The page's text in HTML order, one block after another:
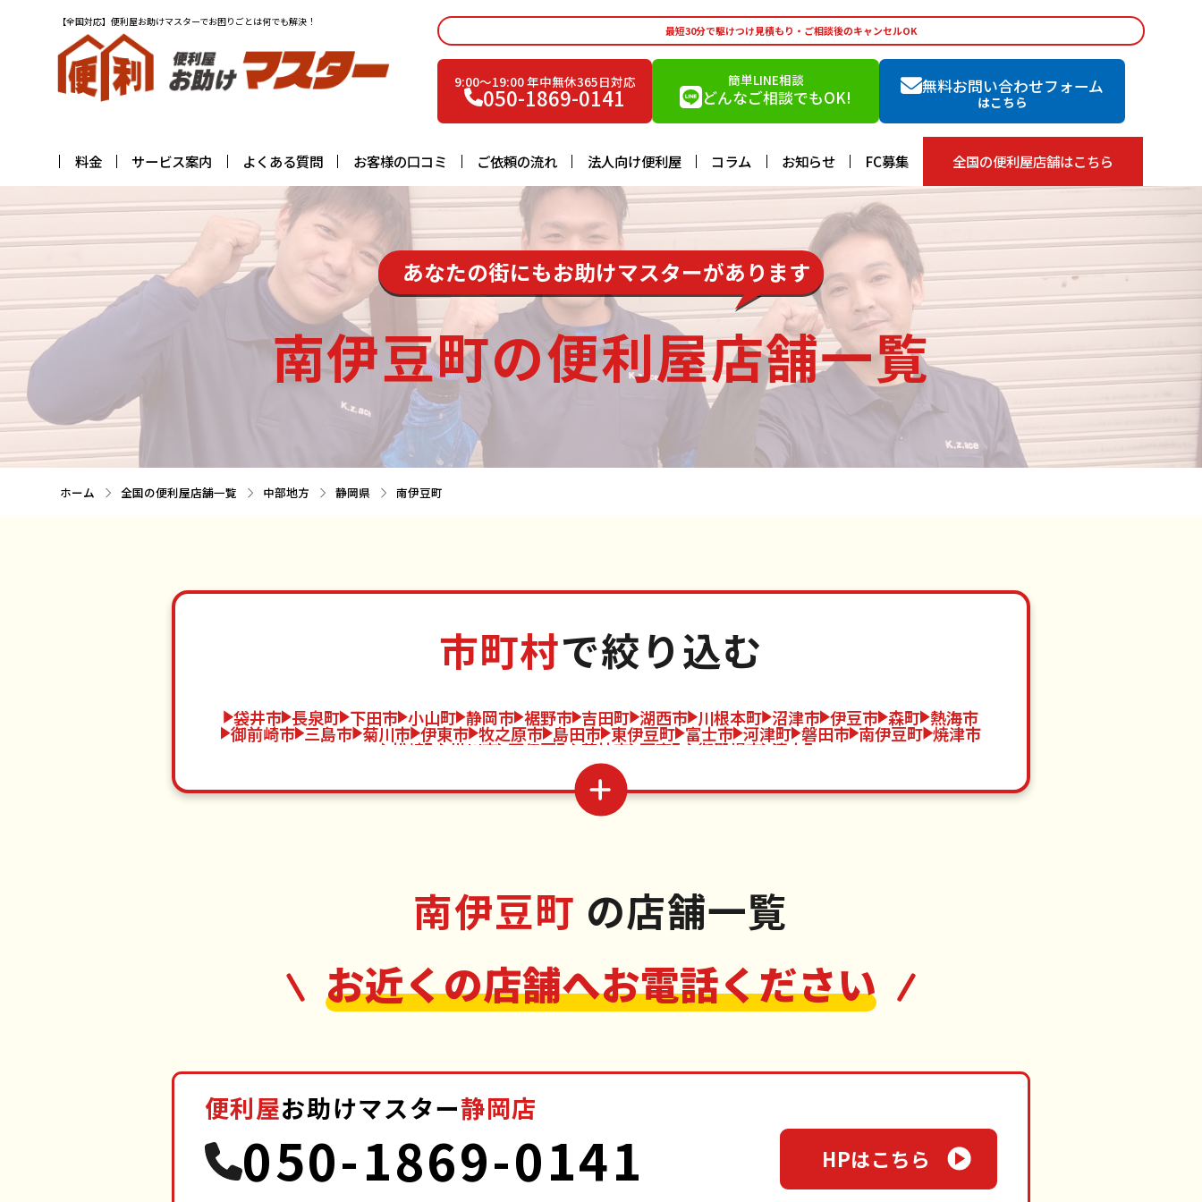
【全国対応】便利屋お助けマスターでお困りごとは何でも解決！
最短30分で駆けつけ見積もり・ご相談後のキャンセルOK
9:00〜19:00 年中無休365日対応
050-1869-0141
簡単LINE相談
どんなご相談でもOK!
無料お問い合わせフォーム
はこちら
料金 サービス案内 よくある質問 お客様の口コミ ご依頼の流れ 法人向け便利屋 コラム お知らせ FC募集 全国の便利屋店舗はこちら
あなたの街にもお助けマスターがあります
南伊豆町の便利屋店舗一覧
ホーム 全国の便利屋店舗一覧 中部地方 静岡県 南伊豆町
市町村で絞り込む
袋井市 長泉町 下田市 小山町 静岡市 裾野市 吉田町 湖西市 川根本町 沼津市 伊豆市 森町 熱海市
御前崎市 三島市 菊川市 伊東市 牧之原市 島田市 東伊豆町 富士市 河津町 磐田市 南伊豆町 焼津市
松崎町 掛川市 西伊豆町 藤枝市 函南町 御殿場市 清水町
南伊豆町 の店舗一覧
お近くの店舗へお電話ください
便利屋お助けマスター静岡店
050-1869-0141 HPはこちら